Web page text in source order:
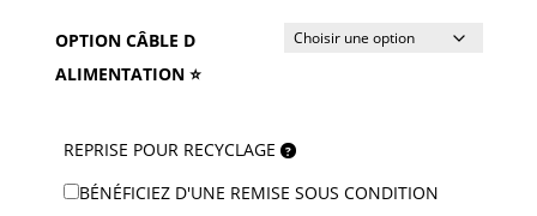
OPTION CÂBLE D
ALIMENTATION ⭐
REPRISE POUR RECYCLAGE
BÉNÉFICIEZ D'UNE REMISE SOUS CONDITION